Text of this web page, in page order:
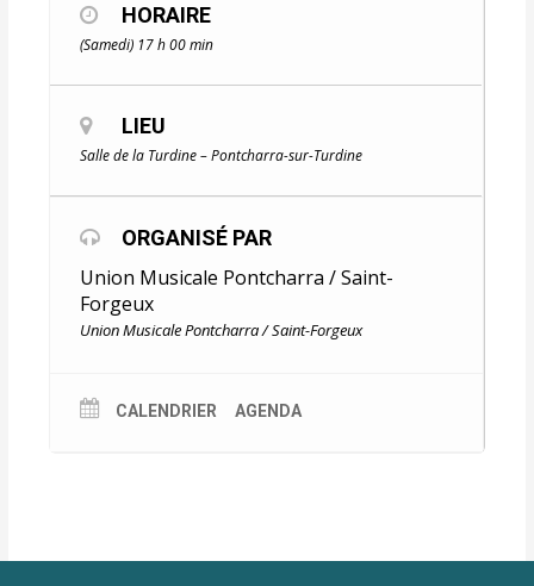
HORAIRE
(Samedi) 17 h 00 min
LIEU
Salle de la Turdine – Pontcharra-sur-Turdine
ORGANISÉ PAR
Union Musicale Pontcharra / Saint-
Forgeux
Union Musicale Pontcharra / Saint-Forgeux
CALENDRIER AGENDA